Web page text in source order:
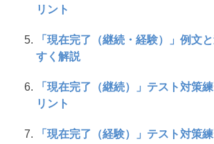
リント
「現在完了（継続・経験）」例文
すく解説
「現在完了（継続）」テスト対策
リント
「現在完了（経験）」テスト対策